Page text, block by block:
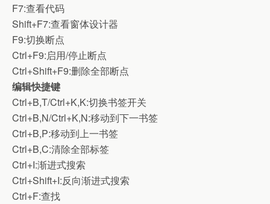
F7:查看代码
Shift+F7:查看窗体设计器
F9:切换断点
Ctrl+F9:启用/停止断点
Ctrl+Shift+F9:删除全部断点
编辑快捷键
Ctrl+B,T/Ctrl+K,K:切换书签开关
Ctrl+B,N/Ctrl+K,N:移动到下一书签
Ctrl+B,P:移动到上一书签
Ctrl+B,C:清除全部标签
Ctrl+I:渐进式搜索
Ctrl+Shift+I:反向渐进式搜索
Ctrl+F:查找